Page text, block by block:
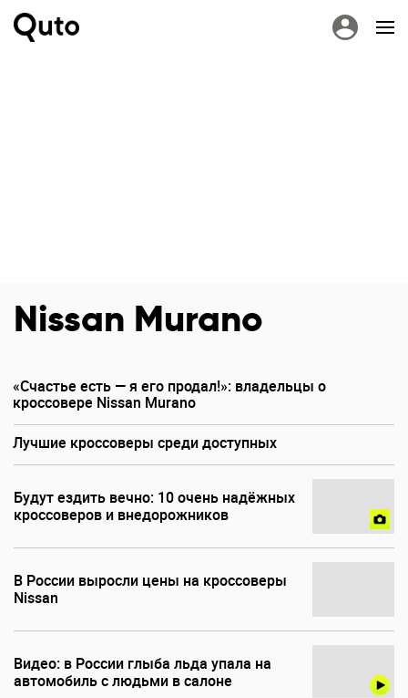
Nissan Murano
«Счастье есть — я его продал!»: владельцы о
кроссовере Nissan Murano
Лучшие кроссоверы среди доступных
Будут ездить вечно: 10 очень надёжных
кроссоверов и внедорожников
В России выросли цены на кроссоверы
Nissan
Видео: в России глыба льда упала на
автомобиль с людьми в салоне